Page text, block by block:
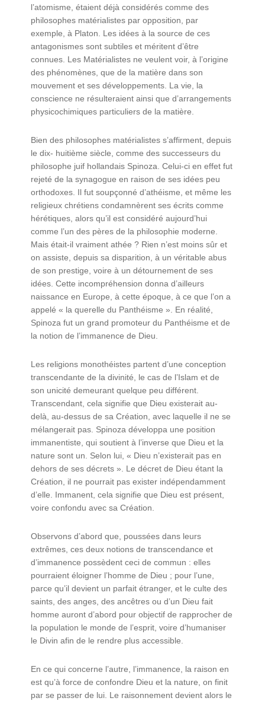
l’atomisme, étaient déjà considérés comme des
philosophes matérialistes par opposition, par
exemple, à Platon. Les idées à la source de ces
antagonismes sont subtiles et méritent d’être
connues. Les Matérialistes ne veulent voir, à l’origine
des phénomènes, que de la matière dans son
mouvement et ses développements. La vie, la
conscience ne résulteraient ainsi que d’arrangements
physicochimiques particuliers de la matière.
Bien des philosophes matérialistes s’affirment, depuis
le dix- huitième siècle, comme des successeurs du
philosophe juif hollandais Spinoza. Celui-ci en effet fut
rejeté de la synagogue en raison de ses idées peu
orthodoxes. Il fut soupçonné d’athéisme, et même les
religieux chrétiens condamnèrent ses écrits comme
hérétiques, alors qu’il est considéré aujourd’hui
comme l’un des pères de la philosophie moderne.
Mais était-il vraiment athée ? Rien n’est moins sûr et
on assiste, depuis sa disparition, à un véritable abus
de son prestige, voire à un détournement de ses
idées. Cette incompréhension donna d’ailleurs
naissance en Europe, à cette époque, à ce que l’on a
appelé « la querelle du Panthéisme ». En réalité,
Spinoza fut un grand promoteur du Panthéisme et de
la notion de l’immanence de Dieu.
Les religions monothéistes partent d’une conception
transcendante de la divinité, le cas de l’Islam et de
son unicité demeurant quelque peu différent.
Transcendant, cela signifie que Dieu existerait au-
delà, au-dessus de sa Création, avec laquelle il ne se
mélangerait pas. Spinoza développa une position
immanentiste, qui soutient à l’inverse que Dieu et la
nature sont un. Selon lui, « Dieu n’existerait pas en
dehors de ses décrets ». Le décret de Dieu étant la
Création, il ne pourrait pas exister indépendamment
d’elle. Immanent, cela signifie que Dieu est présent,
voire confondu avec sa Création.
Observons d’abord que, poussées dans leurs
extrêmes, ces deux notions de transcendance et
d’immanence possèdent ceci de commun : elles
pourraient éloigner l’homme de Dieu ; pour l’une,
parce qu’il devient un parfait étranger, et le culte des
saints, des anges, des ancêtres ou d’un Dieu fait
homme auront d’abord pour objectif de rapprocher de
la population le monde de l’esprit, voire d’humaniser
le Divin afin de le rendre plus accessible.
En ce qui concerne l’autre, l’immanence, la raison en
est qu’à force de confondre Dieu et la nature, on finit
par se passer de lui. Le raisonnement devient alors le